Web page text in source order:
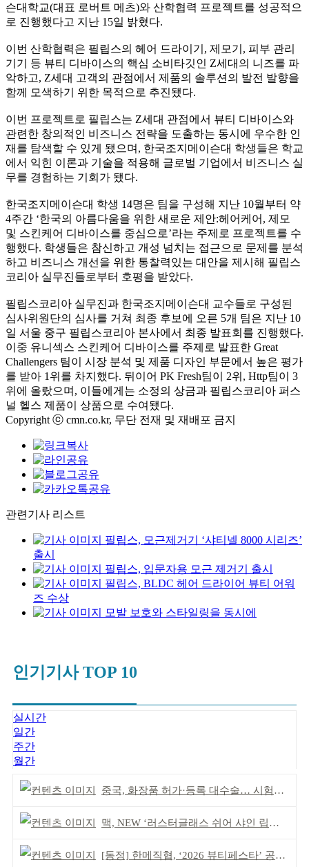
슨대학교(대표 로버트 메츠)와 산학협력 프로젝트를 성공적으
로 진행했다고 지난 15일 밝혔다.
이번 산학협력은 필립스의 헤어 드라이기 , 제모기 , 피부 관리
기기 등 뷰티 디바이스의 핵심 소비타깃인 Z세대의 니즈를 파
악하고, Z세대 고객의 관점에서 제품의 솔루션의 발전 발향을
함께 모색하기 위한 목적으로 추진됐다.
이번 프로젝트로 필립스는 Z세대 관점에서 뷰티 디바이스와
관련한 창의적인 비즈니스 전략을 도출하는 동시에 우수한 인
재를 탐색할 수 있게 됐으며 , 한국조지메이슨대 학생들은 학교
에서 익힌 이론과 기술을 적용해 글로벌 기업에서 비즈니스 실
무를 경험하는 기회가 됐다.
한국조지메이슨대 학생 14명은 팀을 구성해 지난 10월부터 약
4주간 ‘한국의 아름다움을 위한 새로운 제안:헤어케어 , 제모
및 스킨케어 디바이스를 중심으로’라는 주제로 프로젝트를 수
행했다. 학생들은 참신하고 개성 넘치는 접근으로 문제를 분석
하고 비즈니스 개선을 위한 통찰력있는 대안을 제시해 필립스
코리아 실무진들로부터 호평을 받았다.
필립스코리아 실무진과 한국조지메이슨대 교수들로 구성된
심사위원단의 심사를 거쳐 최종 후보에 오른 5개 팀은 지난 10
일 서울 중구 필립스코리아 본사에서 최종 발표회를 진행했다.
이중 유니섹스 스킨케어 디바이스를 주제로 발표한 Great
Challengers 팀이 시장 분석 및 제품 디자인 부문에서 높은 평가
를 받아 1 위를 차지했다. 뒤이어 PK Fresh팀이 2위 , Http팀이 3
위에 올랐으며 , 이들에게는 소정의 상금과 필립스코리아 퍼스
널 헬스 제품이 상품으로 수여됐다.
Copyright ⓒ cmn.co.kr, 무단 전재 및 재배포 금지
관련기사 리스트
필립스, 모근제거기 ‘샤티넬 8000 시리즈’
출시
필립스, 입문자용 모근 제거기 출시
필립스, BLDC 헤어 드라이어 뷰티 어워
즈 수상
모발 보호와 스타일링을 동시에
인기기사 TOP 10
실시간
일간
주간
월간
중국, 화장품 허가·등록 대수술… 시험자료 공용 허용
맥, NEW ‘러스터글래스 쉬어 샤인 립스틱’ 출시
[동정] 한메직협, ‘2026 뷰티페스타’ 공동 주최